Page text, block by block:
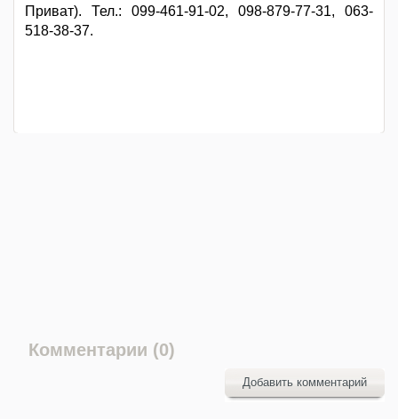
Приват). Тел.: 099-461-91-02, 098-879-77-31, 063-
518-38-37.
Комментарии (0)
Добавить комментарий